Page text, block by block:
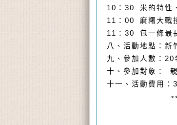
10：30 米的特性
11：00 麻糬大戰
11：30 包一條最
八、 活動地點：新
九、參加人數：
十、參加對象：
十一、活動費用
****報到